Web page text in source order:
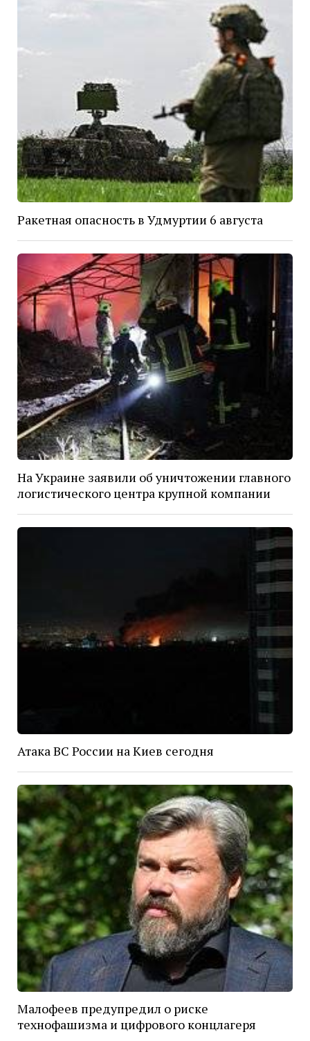
Ракетная опасность в Удмуртии 6 августа
На Украине заявили об уничтожении главного
логистического центра крупной компании
Атака ВС России на Киев сегодня
Малофеев предупредил о риске
технофашизма и цифрового концлагеря